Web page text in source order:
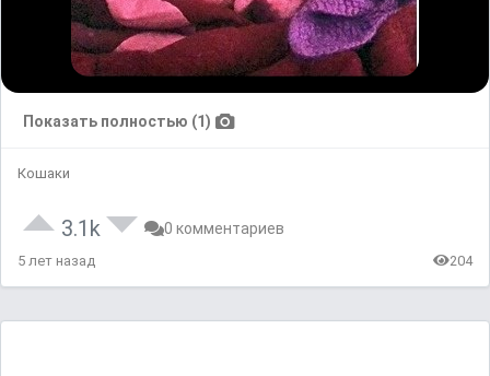
Показать полностью (1)
Кошаки
3.1k 0 комментариев
5 лет назад 204